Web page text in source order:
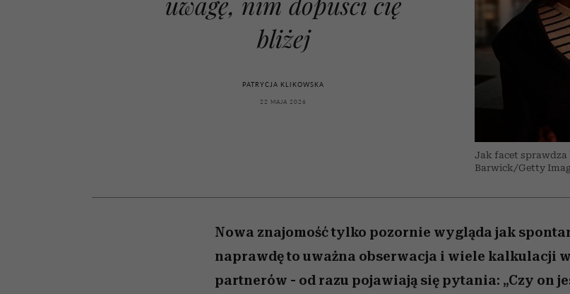
odc. 7]
bliżej
PATRYCJA KLIKOWSKA
22 MAJA 2026
Jak facet sprawdza
Barwick/Getty
Nowa znajomość tylko pozornie wygląda jak
naprawdę to uważna obserwacja i wiele kalkulacji
partnerów - od razu pojawiają się pytania: „Czy on